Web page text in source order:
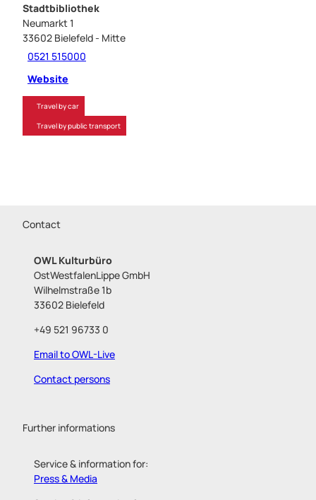
Stadtbibliothek
Neumarkt 1
33602 Bielefeld- Mitte
0521 515000
Website
Travel by car
Travel by public transport
Contact
OWL Kulturbüro
OstWestfalenLippe GmbH
Wilhelmstraße 1b
33602 Bielefeld
+49 521 96733 0
Email to OWL-Live
Contact persons
Further informations
Service & information for:
Press & Media